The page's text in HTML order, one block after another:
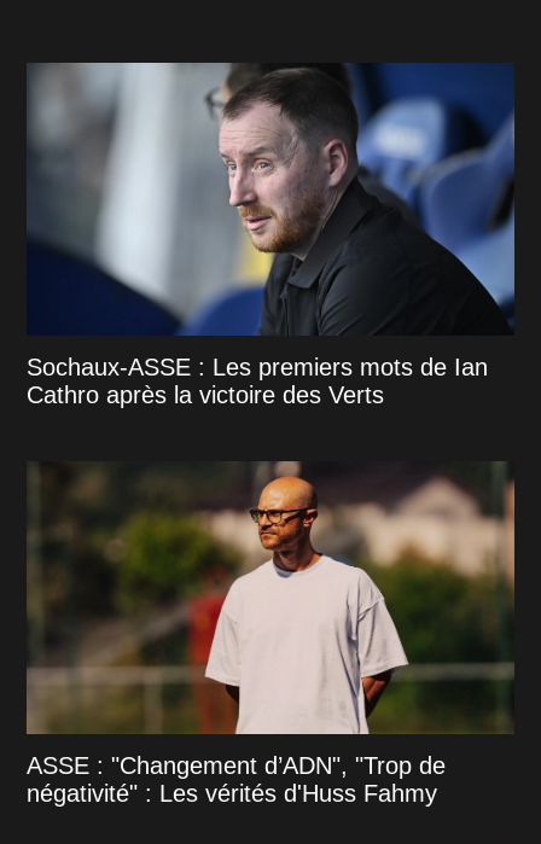
Sochaux-ASSE : Les premiers mots de Ian
Cathro après la victoire des Verts
ASSE : "Changement d’ADN", "Trop de
négativité" : Les vérités d'Huss Fahmy